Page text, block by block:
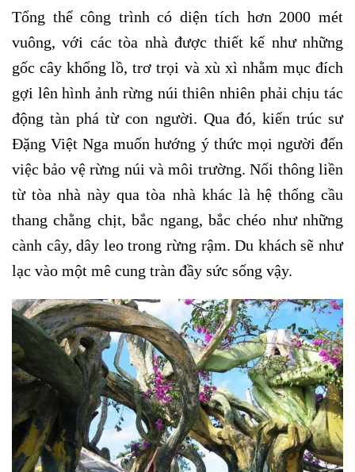
Tổng thể công trình có diện tích hơn 2000 mét
vuông, với các tòa nhà được thiết kế như những
gốc cây khổng lồ, trơ trọi và xù xì nhằm mục đích
gợi lên hình ảnh rừng núi thiên nhiên phải chịu tác
động tàn phá từ con người. Qua đó, kiến trúc sư
Đặng Việt Nga muốn hướng ý thức mọi người đến
việc bảo vệ rừng núi và môi trường.Nối thông liền
từ tòa nhà này qua tòa nhà khác là hệ thống cầu
thang chằng chịt, bắc ngang, bắc chéo như những
cành cây, dây leo trong rừng rậm. Du khách sẽ như
lạc vào một mê cung tràn đầy sức sống vậy.